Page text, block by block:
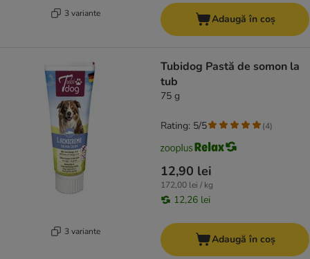
3 variante Adaugă în coș
3 variante
Tubidog Pastă de somon la
tub
75 g
12,90 lei
172,00 lei / kg
12,26 lei
Rating: 5/5 (4)
Adaugă în coș